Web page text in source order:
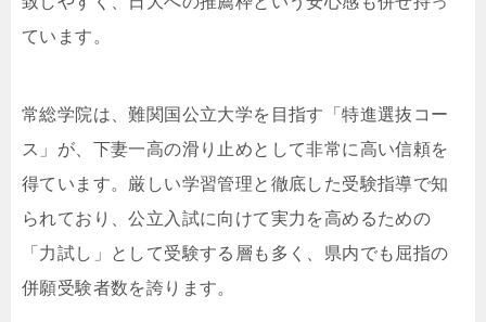
ています。
常総学院は、難関国公立大学を目指す「特進選抜コー
ス」が、下妻一高の滑り止めとして非常に高い信頼を
得ています。厳しい学習管理と徹底した受験指導で知
られており、公立入試に向けて実力を高めるための
「力試し」として受験する層も多く、県内でも屈指の
併願受験者数を誇ります。